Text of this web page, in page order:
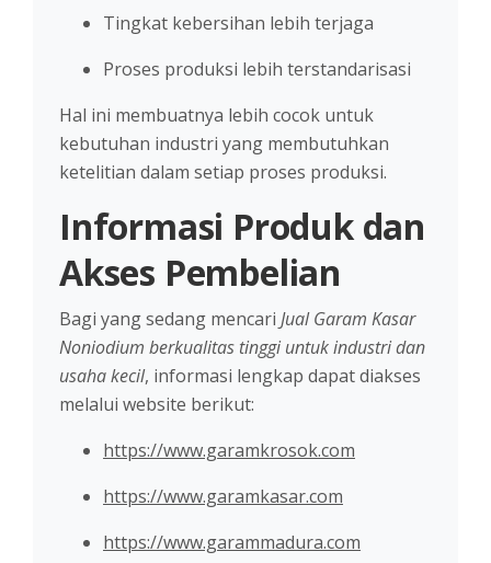
Tingkat kebersihan lebih terjaga
Proses produksi lebih terstandarisasi
Hal ini membuatnya lebih cocok untuk
kebutuhan industri yang membutuhkan
ketelitian dalam setiap proses produksi.
Informasi Produk dan
Akses Pembelian
Bagi yang sedang mencari Jual Garam Kasar
Noniodium berkualitas tinggi untuk industri dan
usaha kecil, informasi lengkap dapat diakses
melalui website berikut:
https://www.garamkrosok.com
https://www.garamkasar.com
https://www.garammadura.com